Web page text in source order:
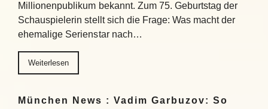
Millionenpublikum bekannt. Zum 75. Geburtstag der
Schauspielerin stellt sich die Frage: Was macht der
ehemalige Serienstar nach…
Weiterlesen
München News : Vadim Garbuzov: So